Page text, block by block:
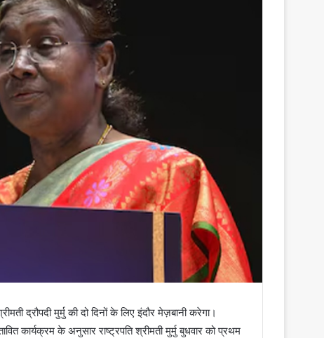
द्रौपदी मुर्मु की दो दिनों के लिए इंदौर मेज़बानी करेगा।
कार्यक्रम के अनुसार राष्ट्रपति श्रीमती मुर्मु बुधवार को प्रथम